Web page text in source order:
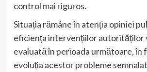
control mai riguros.
Situația rămâne în atenția opiniei
eficiența intervențiilor autorităților
evaluată în perioada următoare, în
evoluția acestor probleme